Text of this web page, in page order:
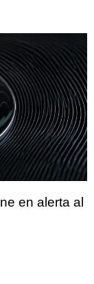
en alerta al